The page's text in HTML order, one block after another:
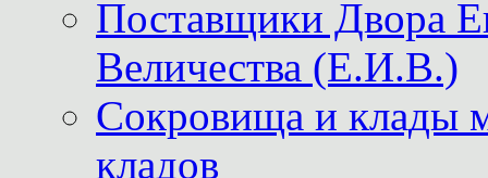
Поставщики
Величества (Е.И.В.)
Сокровища и клады
кладов